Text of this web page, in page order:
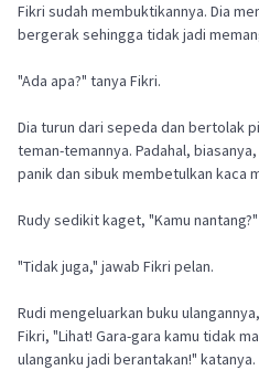
Fikri sudah membuktikannya. Dia
bergerak sehingga tidak jadi
"Ada apa?" tanya Fikri.
Dia turun dari sepeda dan bertolak
teman-temannya. Padahal,
panik dan sibuk membetulkan kaca
Rudy sedikit kaget, "Kamu nantang?"
"Tidak juga," jawab Fikri pelan.
Rudi mengeluarkan buku
Fikri, "Lihat! Gara-gara kamu tidak
ulanganku jadi berantakan!" katanya.